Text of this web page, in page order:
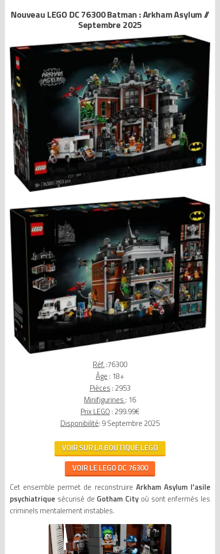
Nouveau LEGO DC 76300 Batman : Arkham Asylum //
Septembre 2025
Réf. :76300
Âge : 18+
Pièces : 2953
Minifigurines : 16
Prix LEGO : 299.99€
Disponibilité: 9 Septembre 2025
VOIR SUR LA BOUTIQUE LEGO
VOIR LE LEGO DC 76300
Cet ensemble permet de reconstruire Arkham Asylum l'asile
psychiatrique sécurisé de Gotham City où sont enfermés les
criminels mentalement instables.